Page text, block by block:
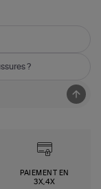
?
PAIEMENT EN
3X,4X